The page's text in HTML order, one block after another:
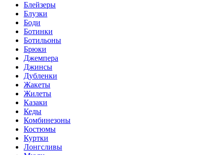
Блейзеры
Блузки
Боди
Ботинки
Ботильоны
Брюки
Джемпера
Джинсы
Дубленки
Жакеты
Жилеты
Казаки
Кеды
Комбинезоны
Костюмы
Куртки
Лонгсливы